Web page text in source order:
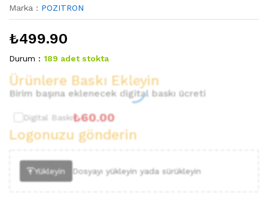
Marka : POZITRON
₺499.90
Durum : 189 adet stokta
Ürünlere Baskı Ekleyin
Birim başına eklenecek digital baskı ücreti
Digital Baskı₺60.00
Logonuzu gönderin
Yükleyin Dosyayı yükleyin yada sürükleyin